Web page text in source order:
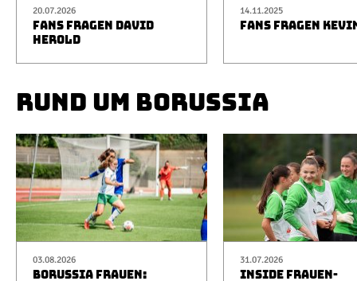
20.07.2026
FANS FRAGEN DAVID
HEROLD
14.11.2025
FANS FRAGEN
RUND UM BORUSSIA
03.08.2026
BORUSSIA FRAUEN:
31.07.2026
INSIDE FRAUEN-